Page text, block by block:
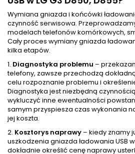
Wymiana gniazda i końcówki
czynność serwisowa.
modelach telefonów komórkowych,
Cały proces wymiany gniazda
kilka etapów.
1. Diagnostyka problemu –
telefony, zawsze przechodzą
celu rozpoznanie problemu i
Diagnostyka jest niezbędną
wykluczyć inne ewentualności
samym przyspiesza czas wykonania
jej koszta.
2. Kosztorys naprawy – kiedy znamy
uszkodzenia gniazda ładowania USB
dokładnie określić cenę naprawy